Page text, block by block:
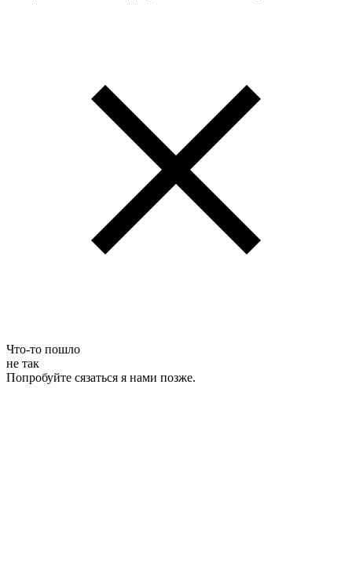
Что-то пошло
не так
Попробуйте сязаться я нами позже.